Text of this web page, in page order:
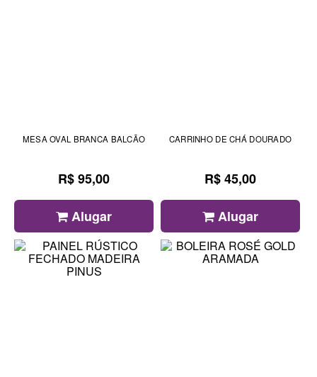
MESA OVAL BRANCA BALCÃO
R$ 95,00
Alugar
CARRINHO DE CHÁ DOURADO
R$ 45,00
Alugar